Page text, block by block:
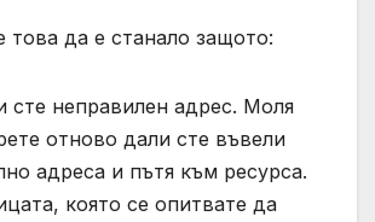
това да е станало защото:
сте неправилен адрес. Моля
отново дали сте въвели
адреса и пътя към ресурса.
която се опитвате да